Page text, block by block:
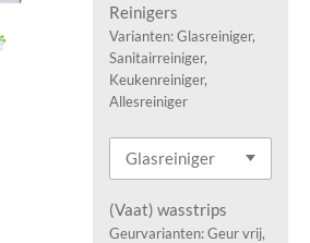
Reinigers
Varianten: Glasreiniger,
Sanitairreiniger,
Keukenreiniger,
Allesreiniger
(Vaat) wasstrips
Geurvarianten: Geur vrij,